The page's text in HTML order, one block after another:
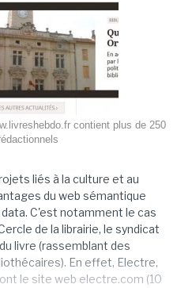
contient plus de 250
liés à la culture et au
du web sémantique
C'est notamment le cas
de la librairie, le syndicat
livre (rassemblant des
En effet, Electre,
le site web electre.com (10